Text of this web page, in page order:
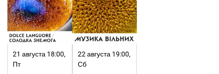
21 августа 18:00,
Пт
22 августа 19:00,
Сб